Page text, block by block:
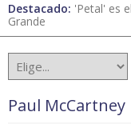
Destacado: 'Petal' es
Grande
Paul McCartney